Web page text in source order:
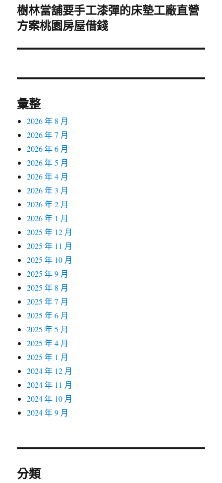
下
一
文
樹林當舖要手工漆彈的床墊工廠直營
方案桃園房屋借錢
彙整
2026 年 8 月
2026 年 7 月
2026 年 6 月
2026 年 5 月
2026 年 4 月
2026 年 3 月
2026 年 2 月
2026 年 1 月
2025 年 12 月
2025 年 11 月
2025 年 10 月
2025 年 9 月
2025 年 8 月
2025 年 7 月
2025 年 6 月
2025 年 5 月
2025 年 4 月
2025 年 1 月
2024 年 12 月
2024 年 11 月
2024 年 10 月
2024 年 9 月
分類